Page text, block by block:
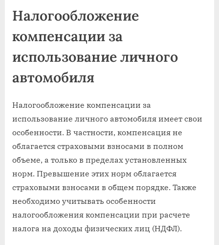
Налогообложение
компенсации за
использование личного
автомобиля
Налогообложение компенсации за
использование личного автомобиля имеет свои
особенности. В частности, компенсация не
облагается страховыми взносами в полном
объеме, а только в пределах установленных
норм. Превышение этих норм облагается
страховыми взносами в общем порядке. Также
необходимо учитывать особенности
налогообложения компенсации при расчете
налога на доходы физических лиц (НДФЛ).